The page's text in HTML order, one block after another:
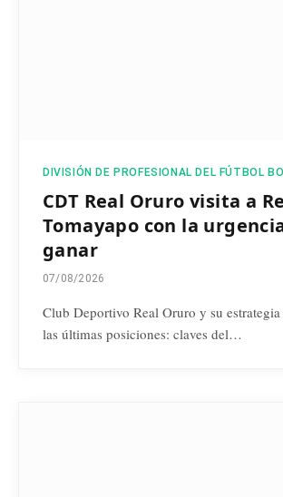
DIVISIÓN DE PROFESIONAL DEL FÚTBOL
CDT Real Oruro visita a
Tomayapo con la
ganar
07/08/2026
Club Deportivo Real Oruro y su
las últimas posiciones: claves del…